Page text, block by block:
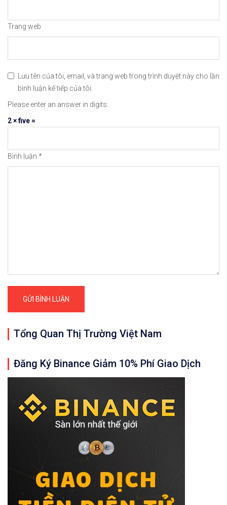
Trang web
Lưu tên của tôi, email, và trang web trong trình duyệt này cho lần
bình luận kế tiếp của tôi.
Please enter an answer in digits:
2 × five =
Bình luận *
Tổng Quan Thị Trường Việt Nam
Đăng Ký Binance Giảm 10% Phí Giao Dịch